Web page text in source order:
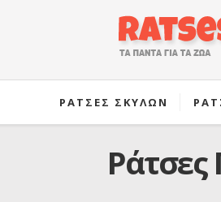
ΡΑΤΣΕΣ ΣΚΥΛΩΝ